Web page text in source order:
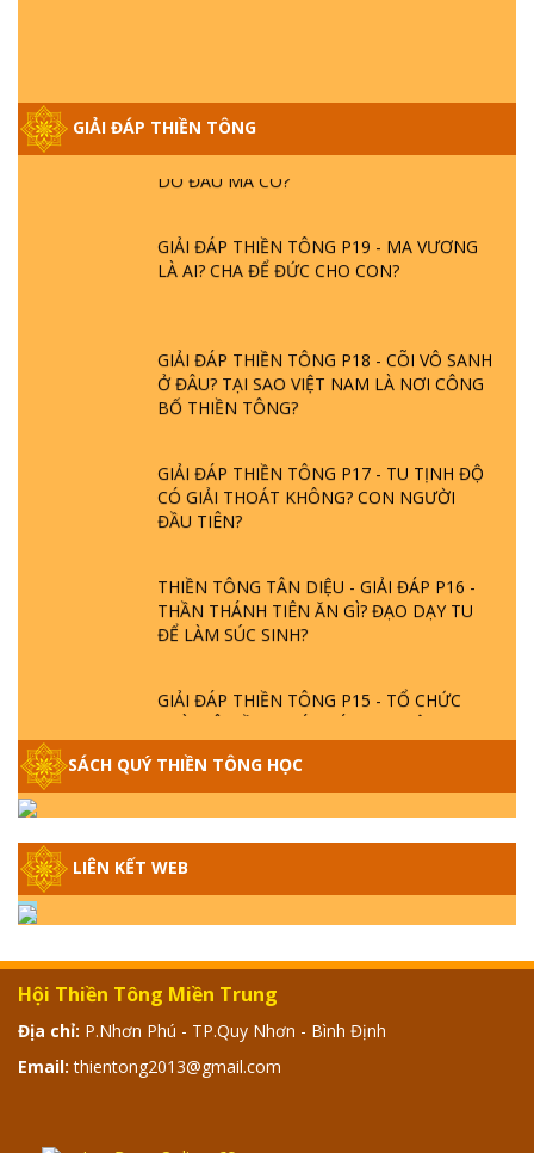
GIẢI ĐÁP THIỀN TÔNG
GIẢI ĐÁP THIỀN TÔNG ĐẶC BIỆT PHẦN 20
GIẢI ĐÁP THIỀN TÔNG P19 - MA VƯƠNG
LÀ AI? CHA ĐỂ ĐỨC CHO CON?
GIẢI ĐÁP THIỀN TÔNG P18 - CÕI VÔ SANH
Ở ĐÂU? TẠI SAO VIỆT NAM LÀ NƠI CÔNG
BỐ THIỀN TÔNG?
GIẢI ĐÁP THIỀN TÔNG P17 - TU TỊNH ĐỘ
CÓ GIẢI THOÁT KHÔNG? CON NGƯỜI
ĐẦU TIÊN?
THIỀN TÔNG TÂN DIỆU - GIẢI ĐÁP P16 -
THẦN THÁNH TIÊN ĂN GÌ? ĐẠO DẠY TU
ĐỂ LÀM SÚC SINH?
GIẢI ĐÁP THIỀN TÔNG P15 - TỔ CHỨC
LOÀI CÔ HỒN - GIÁO LÝ ĐẠO PHẬT KHI
NÀO XUẤT BẢN
GIẢI ĐÁP THIỀN TÔNG ĐẶC BIỆT - P14 -
NGUỒN GỐC ÂM LỊCH DƯƠNG LỊCH -
TẦNG BÌNH LƯU LỚN ĐẾN ĐÂU
KHÔNG? XÁ LỢI PHẬT THẬT - GIẢ | TTTD
GIẢI ĐÁP THIỀN TÔNG ĐẶC BIỆT - P12 -
THÁNH ĐÂM THẦN VẶN HỌNG?
SÁCH QUÝ THIỀN TÔNG HỌC
LIÊN KẾT WEB
Hội Thiền Tông Miền Trung
Địa chỉ: P.Nhơn Phú - TP.Quy Nhơn - Bình Định
Email: thientong2013@gmail.com